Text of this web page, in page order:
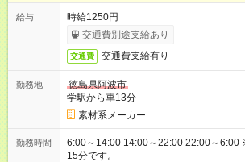
給与
時給1250円
交通費別途支給あり
交通費 交通費支給有り
勤務地
徳島県阿波市
学駅から車13分
素材系メーカー
勤務時間
6:00～14:00 14:00～22:00 22:00～6:00 ※表記のうち実働7時間
15分です。